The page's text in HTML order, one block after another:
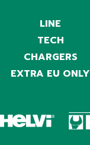
LINE
TECH
CHARGERS
EXTRA EU ONLY